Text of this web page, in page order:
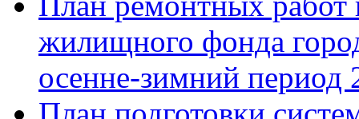
жилищного фонда
осенне-зимний период